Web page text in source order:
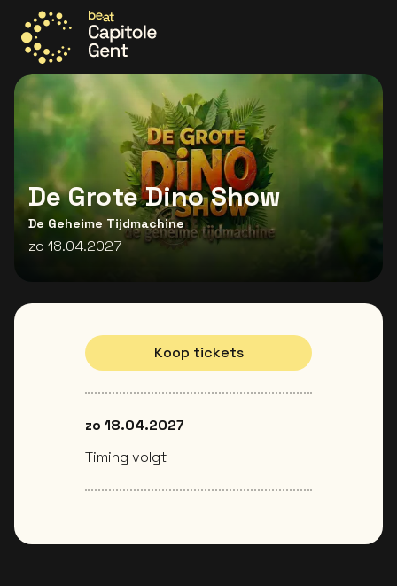
Ga naar de homepage
De Grote Dino Show
De Geheime Tijdmachine
zo 18.04.2027
Koop tickets
zo 18.04.2027
Timing volgt